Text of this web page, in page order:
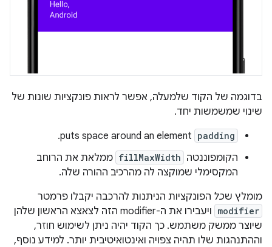
בדוגמה של הקוד שלמעלה, אפשר לראות פונקציות שונות של
שינוי שמשמשות יחד.
padding
הקומפוננטה fillMaxWidth ממלאת את הרוחב
המקסימלי שמוקצה לה מהרכיב ההורה שלה.
מומלץ שכל הפונקציות הניתנות להרכבה יקבלו פרמטר
modifier
ויעבירו את ה-modifier הזה לצאצא הראשון שלהן
שיוצר ממשק משתמש. כך הקוד יהיה ניתן לשימוש חוזר,
וההתנהגות שלו תהיה צפויה ואינטואיטיבית יותר. למידע נוסף,